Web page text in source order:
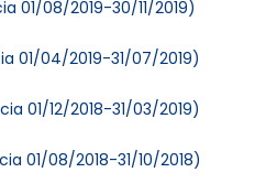
01/08/2019-30/11/2019)
01/04/2019-31/07/2019)
01/12/2018-31/03/2019)
01/08/2018-31/10/2018)